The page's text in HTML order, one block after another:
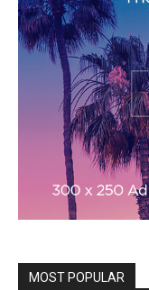
MOST POPULAR